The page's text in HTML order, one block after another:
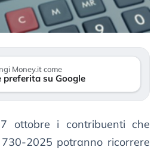
Money.it come
preferita su Google
ottobre i contribuenti che
2025 potranno ricorrere